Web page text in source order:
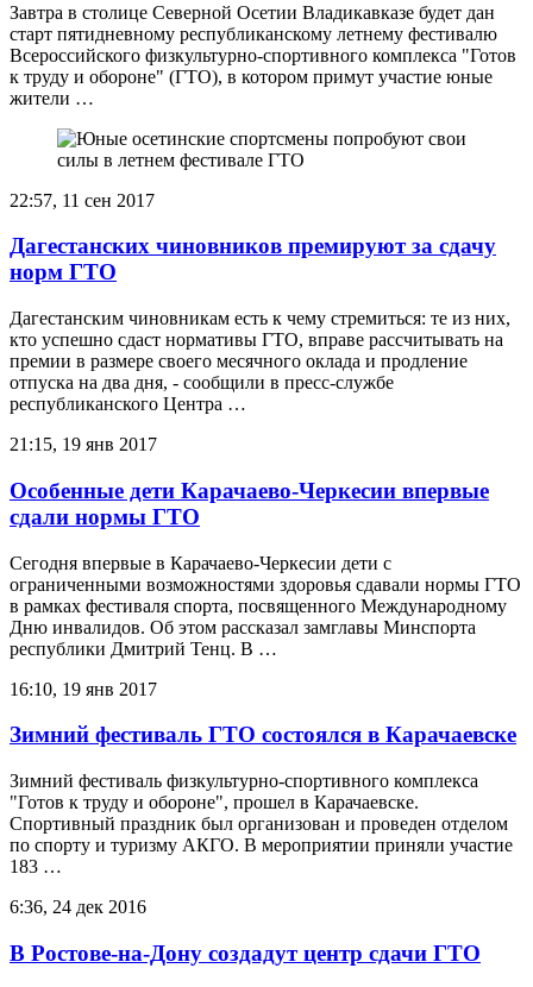
Завтра в столице Северной Осетии Владикавказе будет дан
старт пятидневному республиканскому летнему фестивалю
Всероссийского физкультурно-спортивного комплекса "Готов
к труду и обороне" (ГТО), в котором примут участие юные
жители …
22:57, 11 сен 2017
Дагестанских чиновников премируют за сдачу
норм ГТО
Дагестанским чиновникам есть к чему стремиться: те из них,
кто успешно сдаст нормативы ГТО, вправе рассчитывать на
премии в размере своего месячного оклада и продление
отпуска на два дня, - сообщили в пресс-службе
республиканского Центра …
21:15, 19 янв 2017
Особенные дети Карачаево-Черкесии впервые
сдали нормы ГТО
Сегодня впервые в Карачаево-Черкесии дети с
ограниченными возможностями здоровья сдавали нормы ГТО
в рамках фестиваля спорта, посвященного Международному
Дню инвалидов. Об этом рассказал замглавы Минспорта
республики Дмитрий Тенц. В …
16:10, 19 янв 2017
Зимний фестиваль ГТО состоялся в Карачаевске
Зимний фестиваль физкультурно-спортивного комплекса
"Готов к труду и обороне", прошел в Карачаевске.
Спортивный праздник был организован и проведен отделом
по спорту и туризму АКГО. В мероприятии приняли участие
183 …
6:36, 24 дек 2016
В Ростове-на-Дону создадут центр сдачи ГТО